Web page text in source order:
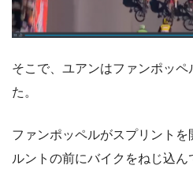
そこで、ユアンはファンポッ
た。
ファンポッペルがスプリント
ルントの前にバイクをねじ込ん